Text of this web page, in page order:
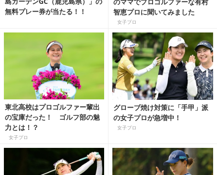
無料プレー券が当たる！！
智恵プロに聞いてみました
女子プロ
東北高校はプロゴルファー輩出
の宝庫だった！ ゴルフ部の魅
力とは！？
女子プロ
グローブ焼け対策に「手甲」派
の女子プロが急増中！
女子プロ